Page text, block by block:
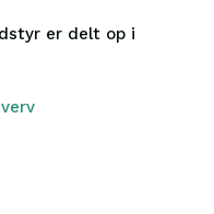
er delt op i